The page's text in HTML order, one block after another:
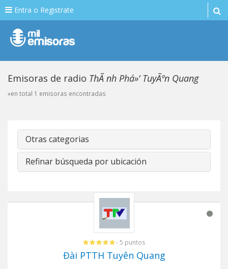
Entra o Registrate
Emisoras de radio ThÃ nh Phá»‘ TuyÃªn Quang
»en total 1 emisoras encontradas
Otras categorias
Refinar búsqueda por ubicación
- 5 puntos
Đài PTTH Tuyên Quang